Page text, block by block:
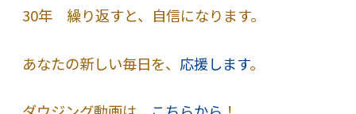
30年 繰り返すと、自信になります。
あなたの新しい毎日を、 応援します。